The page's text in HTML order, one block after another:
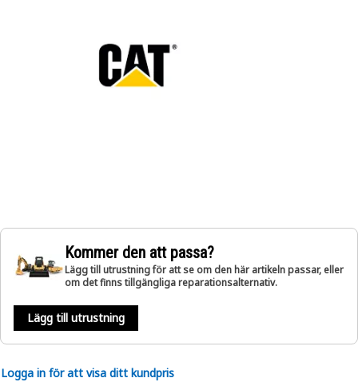
Kommer den att passa?
Lägg till utrustning för att se om den här artikeln passar, eller
om det finns tillgängliga reparationsalternativ.
Lägg till utrustning
Logga in för att visa ditt kundpris